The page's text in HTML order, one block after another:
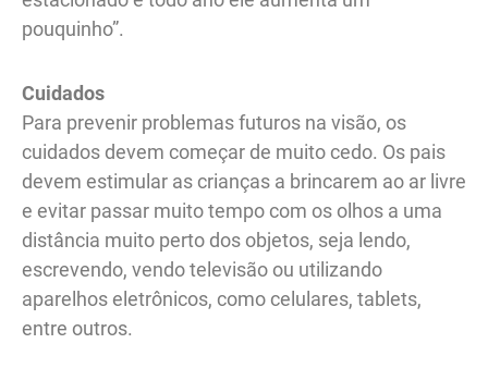
pouquinho”.
Cuidados
Para prevenir problemas futuros na visão, os
cuidados devem começar de muito cedo. Os pais
devem estimular as crianças a brincarem ao ar livre
e evitar passar muito tempo com os olhos a uma
distância muito perto dos objetos, seja lendo,
escrevendo, vendo televisão ou utilizando
aparelhos eletrônicos, como celulares, tablets,
entre outros.